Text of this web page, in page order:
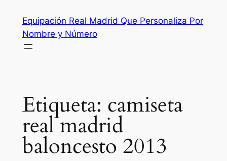
contenido
Equipación Real Madrid Que Personaliza Por
Nombre y Número
Etiqueta: camiseta
real madrid
baloncesto 2013